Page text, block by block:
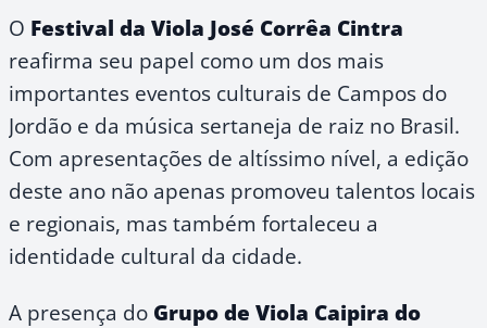
O Festival da Viola José Corrêa Cintra
reafirma seu papel como um dos mais
importantes eventos culturais de Campos do
Jordão e da música sertaneja de raiz no Brasil.
Com apresentações de altíssimo nível, a edição
deste ano não apenas promoveu talentos locais
e regionais, mas também fortaleceu a
identidade cultural da cidade.
A presença do Grupo de Viola Caipira do